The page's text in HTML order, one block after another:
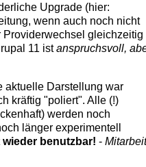
Upgrade (hier:
wenn auch noch nicht
gleichzeitig
11 istanspruchsvoll,
aktuelle Darstellung war
kräftig "poliert". Alle (!)
werden noch
länger experimentell
benutzbar! - Mitarbeit